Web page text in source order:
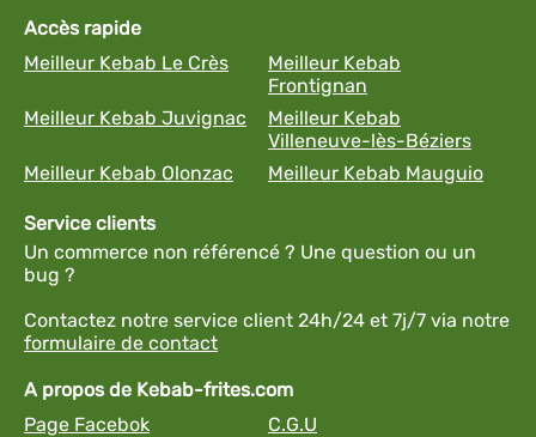
Accès rapide
Meilleur Kebab Le Crès
Meilleur Kebab
Frontignan
Meilleur Kebab Juvignac
Meilleur Kebab
Villeneuve-lès-Béziers
Meilleur Kebab Olonzac
Meilleur Kebab Mauguio
Service clients
Un commerce non référencé ? Une question ou un
bug ?
Contactez notre service client 24h/24 et 7j/7 via notre
formulaire de contact
A propos de Kebab-frites.com
Page Facebok
C.G.U